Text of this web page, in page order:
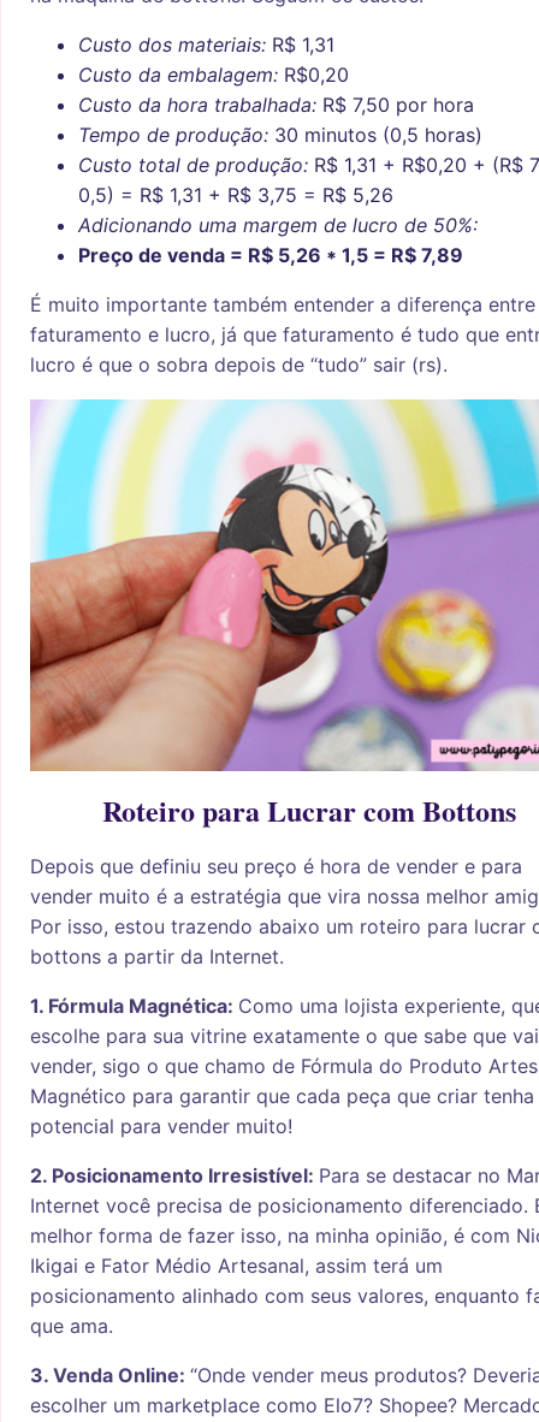
Custo dos materiais: R$ 1,31
Custo da embalagem: R$0,20
Custo da hora trabalhada: R$ 7,50 por hora
Tempo de produção: 30 minutos (0,5 horas)
Custo total de produção: R$ 1,31 + R$0,20 + (R$
0,5) = R$ 1,31 + R$ 3,75 = R$ 5,26
Adicionando uma margem de lucro de 50%:
Preço de venda = R$ 5,26 * 1,5 = R$ 7,89
É muito importante também entender a diferença entre
faturamento e lucro, já que faturamento é tudo que
lucro é que o sobra depois de “tudo” sair (rs).
Roteiro para Lucrar com Bottons
Depois que definiu seu preço é hora de vender e para
vender muito é a estratégia que vira nossa melhor
Por isso, estou trazendo abaixo um roteiro para lucrar
bottons a partir da Internet.
1. Fórmula Magnética: Como uma lojista experiente,
escolhe para sua vitrine exatamente o que sabe que vai
vender, sigo o que chamo de Fórmula do Produto
Magnético para garantir que cada peça que criar tenha
potencial para vender muito!
2. Posicionamento Irresistível: Para se destacar no
Internet você precisa de posicionamento diferenciado.
melhor forma de fazer isso, na minha opinião, é com
Ikigai e Fator Médio Artesanal, assim terá um
posicionamento alinhado com seus valores, enquanto
que ama.
3. Venda Online: “Onde vender meus produtos?
escolher um marketplace como Elo7? Shopee?